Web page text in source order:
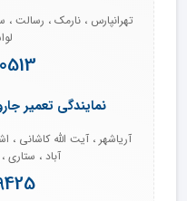
تهرانپارس ، نارمک ، رسالت ،
نمایندگی تعمیر
آریاشهر ، آیت الله کاشانی
آباد ، ستاری